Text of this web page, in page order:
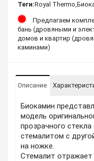
Теги:Royal Thermo,
Предлагаем
бань (дровяными и
домов и квартир
каминами)
Описание
Биокамин
модель
прозрачного
стемалитом с
на ножке.
Стемалит